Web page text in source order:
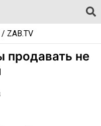
ZAB.TV
продавать не